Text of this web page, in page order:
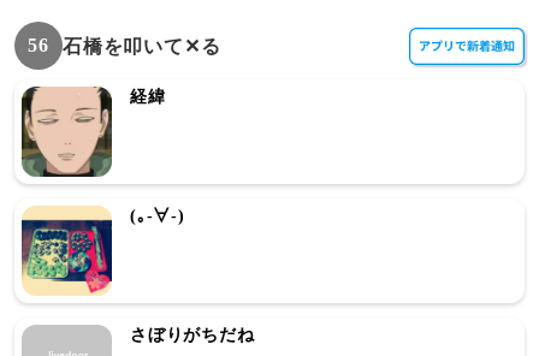
56 石橋を叩いて✕る
経緯
(｡-∀-)
さぼりがちだね